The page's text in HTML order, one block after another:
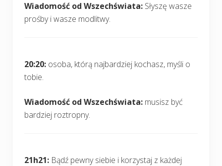
Wiadomość od Wszechświata: Słyszę wasze
prośby i wasze modlitwy.
20:20: osoba, którą najbardziej kochasz, myśli o
tobie.
Wiadomość od Wszechświata: musisz być
bardziej roztropny.
21h21: Bądź pewny siebie i korzystaj z każdej